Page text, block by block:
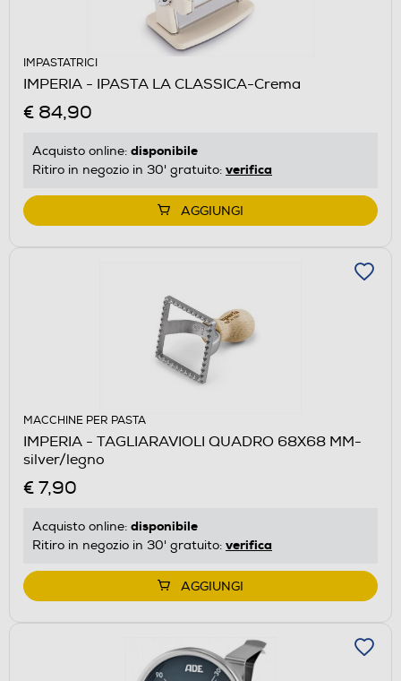
IMPASTATRICI
IMPERIA - IPASTA LA CLASSICA-Crema
€ 84,90
Acquisto online: disponibile
Ritiro in negozio in 30' gratuito: verifica
AGGIUNGI
MACCHINE PER PASTA
IMPERIA - TAGLIARAVIOLI QUADRO 68X68 MM-
silver/legno
€ 7,90
Acquisto online: disponibile
Ritiro in negozio in 30' gratuito: verifica
AGGIUNGI